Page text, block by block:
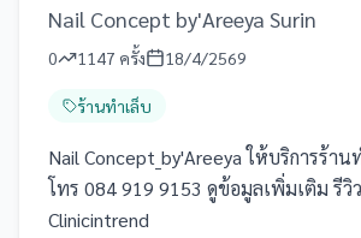
Nail Concept by'Areeya Surin
0 1147 ครั้ง 18/4/2569
ร้านทำเล็บ
Nail Concept_by'Areeya ให้บริการร้า
โทร 084 919 9153 ดูข้อมูลเพิ่มเติม รี
Clinicintrend